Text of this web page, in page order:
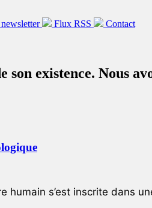
Flux RSS Contact
son existence. Nous
humain s’est inscrite dans